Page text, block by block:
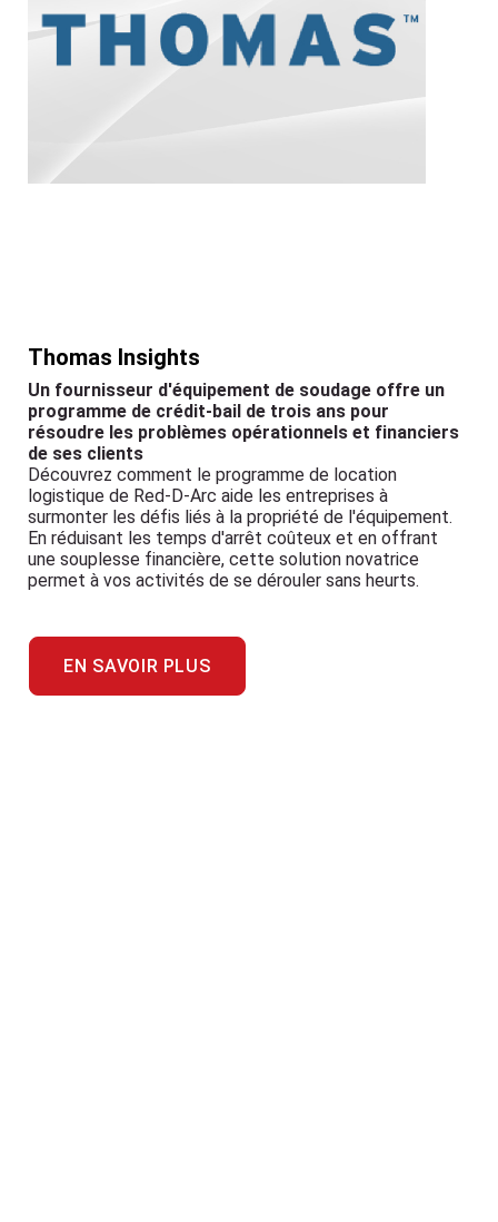
Thomas Insights
Un fournisseur d'équipement de soudage offre un
programme de crédit-bail de trois ans pour
résoudre les problèmes opérationnels et financiers
de ses clients
Découvrez comment le programme de location
logistique de Red-D-Arc aide les entreprises à
surmonter les défis liés à la propriété de l'équipement.
En réduisant les temps d'arrêt coûteux et en offrant
une souplesse financière, cette solution novatrice
permet à vos activités de se dérouler sans heurts.
EN SAVOIR PLUS